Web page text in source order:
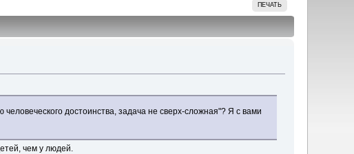
ПЕЧАТЬ
достоинства, задача не сверх-сложная"? Я с вами
чем у людей.